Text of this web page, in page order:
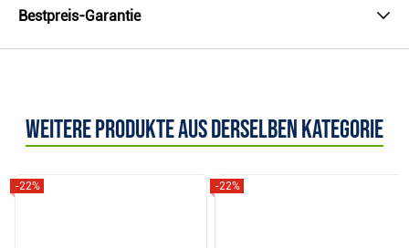
Bestpreis-Garantie
Weitere Produkte aus derselben Kategorie
-22% -22%